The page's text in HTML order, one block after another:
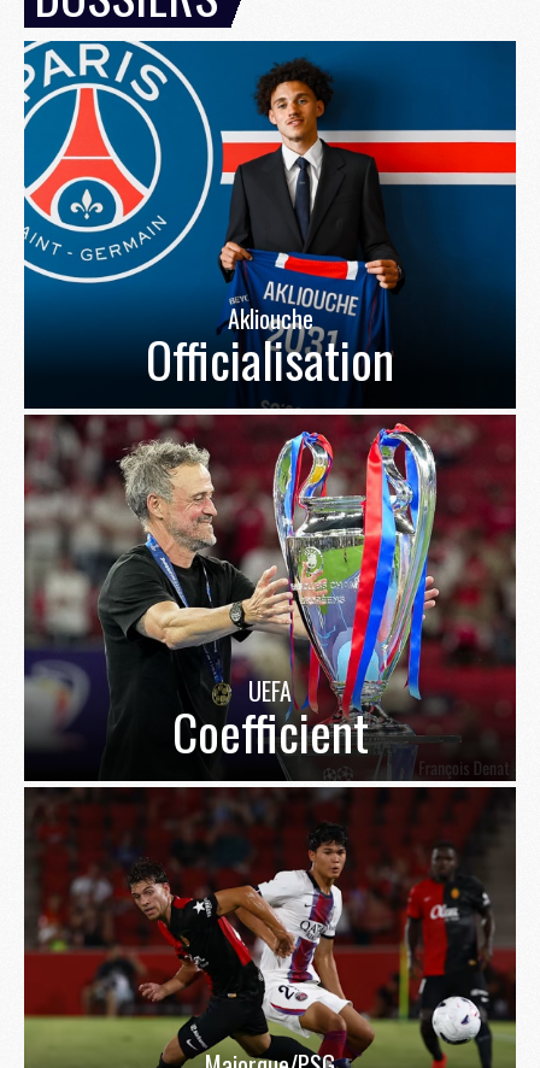
Akliouche
Officialisation
UEFA
Coefficient